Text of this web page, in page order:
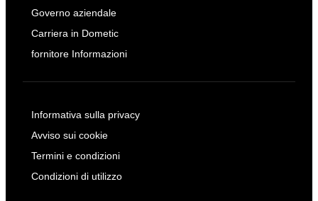
Governo aziendale
Carriera in Dometic
fornitore Informazioni
Informativa sulla privacy
Avviso sui cookie
Termini e condizioni
Condizioni di utilizzo